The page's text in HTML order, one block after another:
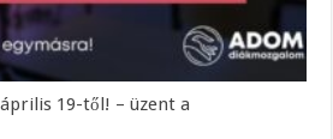
19-től! – üzent a